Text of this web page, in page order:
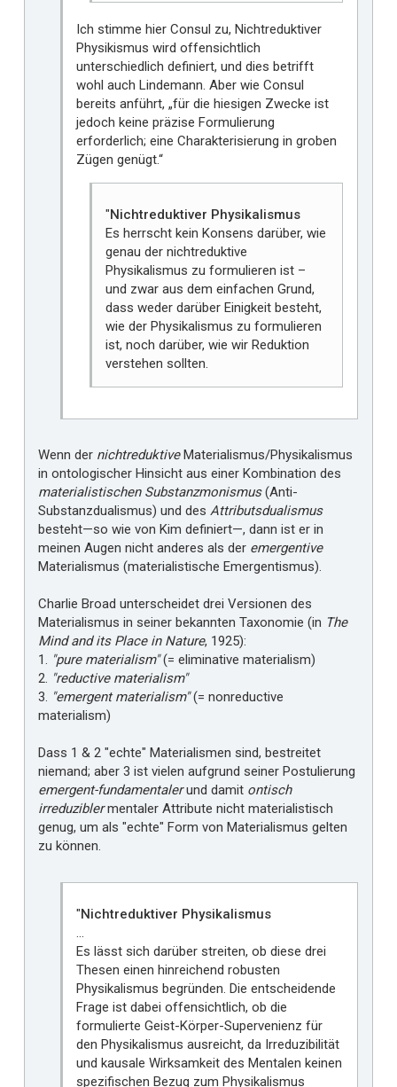
Ich stimme hier Consul zu, Nichtreduktiver
Physikismus wird offensichtlich
unterschiedlich definiert, und dies betrifft
wohl auch Lindemann. Aber wie Consul
bereits anführt, „für die hiesigen Zwecke ist
jedoch keine präzise Formulierung
erforderlich; eine Charakterisierung in groben
Zügen genügt.“
"Nichtreduktiver Physikalismus
Es herrscht kein Konsens darüber, wie
genau der nichtreduktive
Physikalismus zu formulieren ist –
und zwar aus dem einfachen Grund,
dass weder darüber Einigkeit besteht,
wie der Physikalismus zu formulieren
ist, noch darüber, wie wir Reduktion
verstehen sollten.
Wenn der nichtreduktiveMaterialismus/Physikalismus
in ontologischer Hinsicht aus einer Kombination des
materialistischen Substanzmonismus(Anti-
Substanzdualismus) und des Attributsdualismus
besteht—so wie von Kim definiert—, dann ist er in
meinen Augen nicht anderes als der emergentive
Materialismus (materialistische Emergentismus).
Charlie Broad unterscheidet drei Versionen des
Materialismus in seiner bekannten Taxonomie (in The
Mind and its Place in Nature, 1925):
1.
"pure materialism"(= eliminative materialism)
2.
"reductive materialism"
3.
"emergent materialism"(= nonreductive
materialism)
Dass 1 & 2 "echte" Materialismen sind, bestreitet
niemand; aber 3 ist vielen aufgrund seiner Postulierung
emergent-fundamentalerund damit ontisch
irreduziblermentaler Attribute nicht materialistisch
genug, um als "echte" Form von Materialismus gelten
zu können.
"Nichtreduktiver Physikalismus
Es lässt sich darüber streiten, ob diese drei
Thesen einen hinreichend robusten
Physikalismus begründen. Die entscheidende
Frage ist dabei offensichtlich, ob die
formulierte Geist-Körper-Supervenienz für
den Physikalismus ausreicht, da Irreduzibilität
und kausale Wirksamkeit des Mentalen keinen
spezifischen Bezug zum Physikalismus